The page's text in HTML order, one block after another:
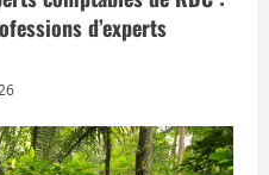
d’experts